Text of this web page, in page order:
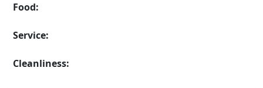
Food:
Service:
Cleanliness: